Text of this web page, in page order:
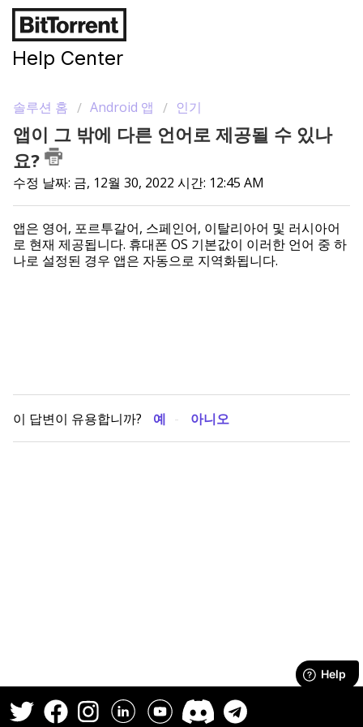
Help Center
솔루션 홈 Android 앱 인기
앱이 그 밖에 다른 언어로 제공될 수 있나
요?
수정 날짜: 금, 12월 30, 2022 시간: 12:45 AM
앱은 영어, 포르투갈어, 스페인어, 이탈리아어 및 러시아어
로 현재 제공됩니다. 휴대폰 OS 기본값이 이러한 언어 중 하
나로 설정된 경우 앱은 자동으로 지역화됩니다.
이 답변이 유용합니까? 예 아니오